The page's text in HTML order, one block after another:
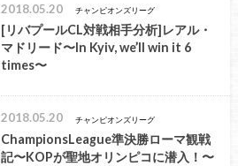
2018.05.20 チャンピオンズリーグ
[リバプールCL対戦相手分析]レアル・
マドリード〜In Kyiv, we’ll win it 6
times〜
2018.05.20 チャンピオンズリーグ
ChampionsLeague準決勝ローマ観戦
記〜KOPが聖地オリンピコに潜入！〜